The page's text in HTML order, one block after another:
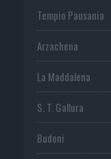
Tempio Pausania
Arzachena
La Maddalena
S. T. Gallura
Budoni